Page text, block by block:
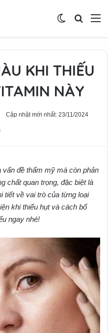
Tìm
Switch skin
KHI THIẾU
NÀY
Cập nhật mới nhất: 23/11/2024
đề thẩm mỹ mà còn phản
chất quan trọng, đặc biệt là
tiết về vai trò của từng loại
khi thiếu hụt và cách bổ
ngay nhé!